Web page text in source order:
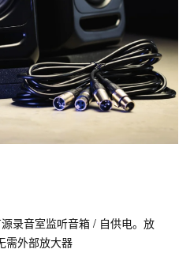
录音室监听音箱 / 自供电。放
需外部放大器